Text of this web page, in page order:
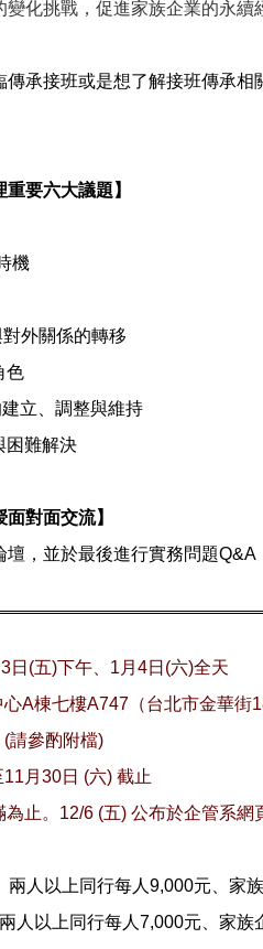
化挑戰，促進家族企業的永續
承接班或是想了解接班傳承相
重要六大議題】
機
對外關係的轉移
色
立、調整與維持
困難解決
對面交流】
，並於最後進行實務問題Q&A
日(五)下午、1月4日(六)全天
A棟七樓A747（台北市金華街
(請參酌附檔)
11月30日 (六) 截止
為止。12/6 (五) 公布於企管系網
兩人以上同行每人9,000元、家
人以上同行每人7,000元、家族